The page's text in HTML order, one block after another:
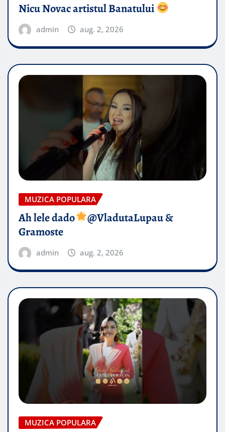
Nicu Novac artistul Banatului
admin aug. 2, 2026
MUZICA POPULARA
Ah lele dado​
@VladutaLupau &
Gramoste
admin aug. 2, 2026
MUZICA POPULARA